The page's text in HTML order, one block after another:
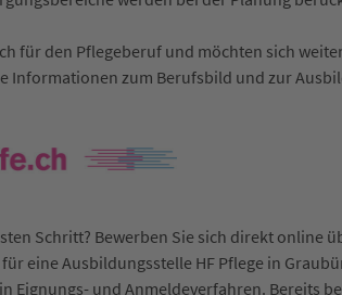
für den Pflegeberuf und möchten sich
Informationen zum Berufsbild und zur
Schritt? Bewerben Sie sich direkt online
für eine Ausbildungsstelle HF Pflege in
Eignungs- und Anmeldeverfahren. Bereits